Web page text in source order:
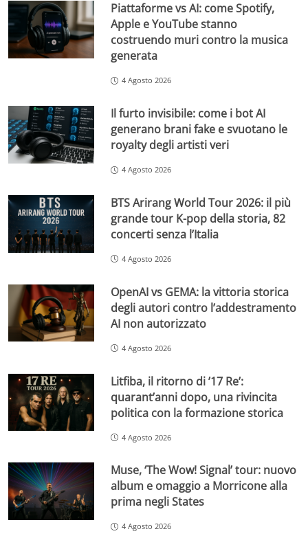
Piattaforme vs AI: come Spotify,
Apple e YouTube stanno
costruendo muri contro la musica
generata
4 Agosto 2026
Il furto invisibile: come i bot AI
generano brani fake e svuotano le
royalty degli artisti veri
4 Agosto 2026
BTS Arirang World Tour 2026: il più
grande tour K-pop della storia, 82
concerti senza l’Italia
4 Agosto 2026
OpenAI vs GEMA: la vittoria storica
degli autori contro l’addestramento
AI non autorizzato
4 Agosto 2026
Litfiba, il ritorno di ’17 Re’:
quarant’anni dopo, una rivincita
politica con la formazione storica
4 Agosto 2026
Muse, ‘The Wow! Signal’ tour: nuovo
album e omaggio a Morricone alla
prima negli States
4 Agosto 2026